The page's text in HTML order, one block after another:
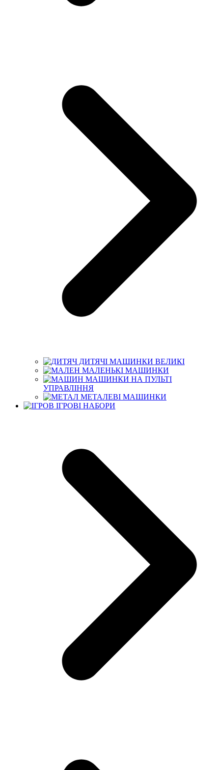
ДИТЯЧІ МАШИНКИ ВЕЛИКІ
МАЛЕНЬКІ МАШИНКИ
МАШИНКИ НА ПУЛЬТІ
УПРАВЛІННЯ
МЕТАЛЕВІ МАШИНКИ
ІГРОВІ НАБОРИ